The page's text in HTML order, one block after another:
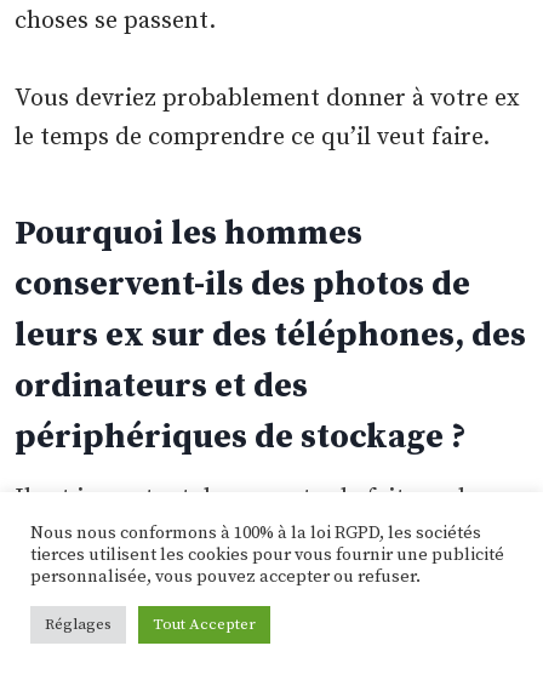
choses se passent.
Vous devriez probablement donner à votre ex
le temps de comprendre ce qu’il veut faire.
Pourquoi les hommes
conservent-ils des photos de
leurs ex sur des téléphones, des
ordinateurs et des
périphériques de stockage ?
Il est important de respecter le fait que les
appareils électroniques des ex sont leur
propriété privée et que leurs photos ne
doivent pas être visionnées sans
autorisation. Si elles sont vues en secret, cela
Nous nous conformons à 100% à la loi RGPD, les sociétés
tierces utilisent les cookies pour vous fournir une publicité
personnalisée, vous pouvez accepter ou refuser.
Réglages Tout Accepter